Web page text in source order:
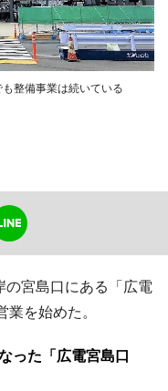
整備事業は続いている
宮島口にある「広電
を始めた。
った「広電宮島口